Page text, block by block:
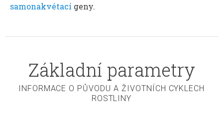
samonakvétací geny.
Základní parametry
INFORMACE O PŮVODU A ŽIVOTNÍCH CYKLECH
ROSTLINY